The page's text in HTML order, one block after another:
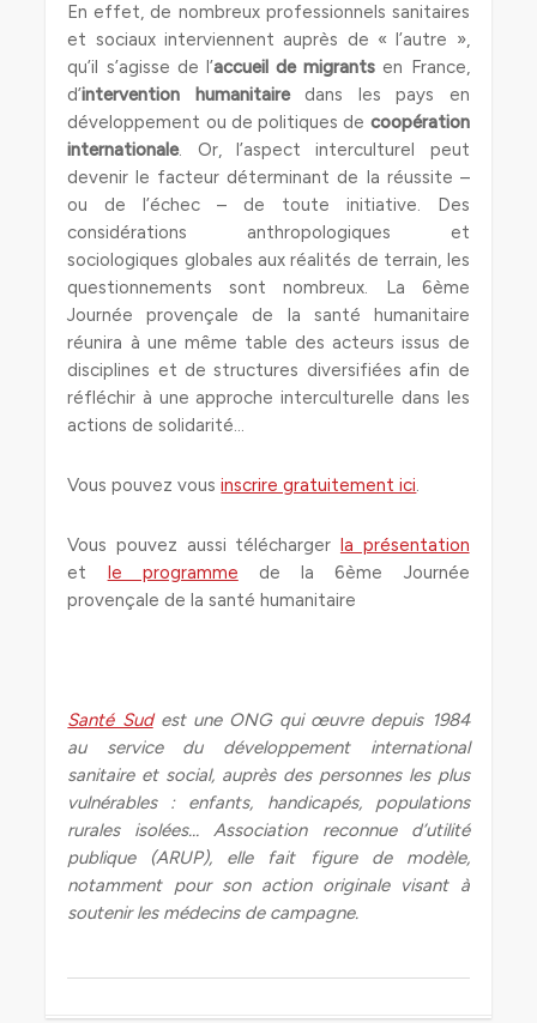
En effet, de nombreux professionnels sanitaires
et sociaux interviennent auprès de « l’autre »,
qu’il s’agisse de l’accueil de migrants en France,
d’intervention humanitairedans les pays en
développement ou de politiques de coopération
internationale. Or, l’aspect interculturel peut
devenir le facteur déterminant de la réussite –
ou de l’échec – de toute initiative. Des
considérations anthropologiques et
sociologiques globales aux réalités de terrain, les
questionnements sont nombreux. La 6ème
Journée provençale de la santé humanitaire
réunira à une même table des acteurs issus de
disciplines et de structures diversifiées afin de
réfléchir à une approche interculturelle dans les
actions de solidarité…
Vous pouvez vousinscrire gratuitement ici.
Vous pouvez aussi télécharger la présentation
et le programme de la 6ème Journée
provençale de la santé humanitaire
Santé Sudest une ONG qui œuvre depuis 1984
au service du développement international
sanitaire et social, auprès des personnes les plus
vulnérables : enfants, handicapés, populations
rurales isolées… Association reconnue d’utilité
publique (ARUP), elle fait figure de modèle,
notamment pour son action originale visant à
soutenir les médecins de campagne.